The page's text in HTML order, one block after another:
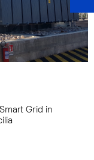
Grid in